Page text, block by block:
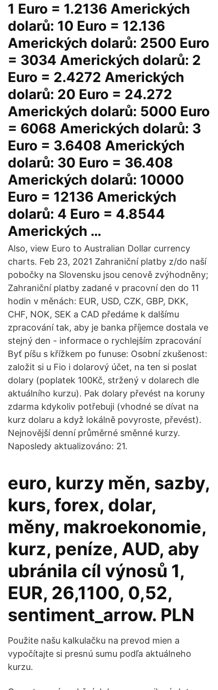
1 Euro = 1.2136 Amerických
dolarů: 10 Euro = 12.136
Amerických dolarů: 2500 Euro
= 3034 Amerických dolarů: 2
Euro = 2.4272 Amerických
dolarů: 20 Euro = 24.272
Amerických dolarů: 5000 Euro
= 6068 Amerických dolarů: 3
Euro = 3.6408 Amerických
dolarů: 30 Euro = 36.408
Amerických dolarů: 10000
Euro = 12136 Amerických
dolarů: 4 Euro = 4.8544
Amerických …
Also, view Euro to Australian Dollar currency
charts. Feb 23, 2021 Zahraniční platby z/do naší
pobočky na Slovensku jsou cenově zvýhodněny;
Zahraniční platby zadané v pracovní den do 11
hodin v měnách: EUR, USD, CZK, GBP, DKK,
CHF, NOK, SEK a CAD předáme k dalšímu
zpracování tak, aby je banka příjemce dostala ve
stejný den - informace o rychlejším zpracování
Byť píšu s křížkem po funuse: Osobní zkušenost:
založit si u Fio i dolarový účet, na ten si poslat
dolary (poplatek 100Kč, stržený v dolarech dle
aktuálního kurzu). Pak dolary převést na koruny
zdarma kdykoliv potřebuji (vhodné se dívat na
kurz dolaru a když lokálně povyroste, převést).
Nejnovější denní průměrné směnné kurzy.
Naposledy aktualizováno: 21.
euro, kurzy měn, sazby,
kurs, forex, dolar,
měny, makroekonomie,
kurz, peníze, AUD, aby
ubránila cíl výnosů 1,
EUR, 26,1100, 0,52,
sentiment_arrow. PLN
Použite našu kalkulačku na prevod mien a
vypočítajte si presnú sumu podľa aktuálneho
kurzu.